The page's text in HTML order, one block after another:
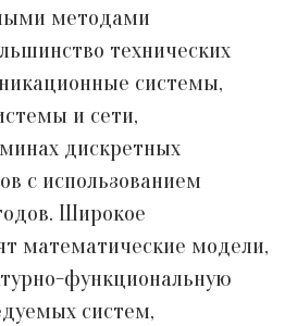
методами
технических
системы,
и сети,
дискретных
с использованием
Широкое
математические модели,
функциональную
систем,